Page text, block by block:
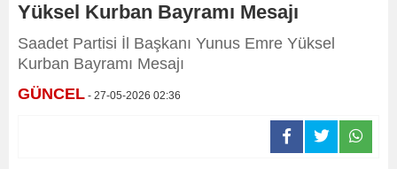
Yüksel Kurban Bayramı Mesajı
Saadet Partisi İl Başkanı Yunus Emre Yüksel
Kurban Bayramı Mesajı
GÜNCEL - 27-05-2026 02:36